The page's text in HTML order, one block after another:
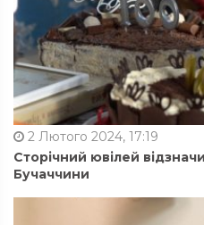
2 Лютого 2024, 17:19
Сторічний ювілей
Бучаччини